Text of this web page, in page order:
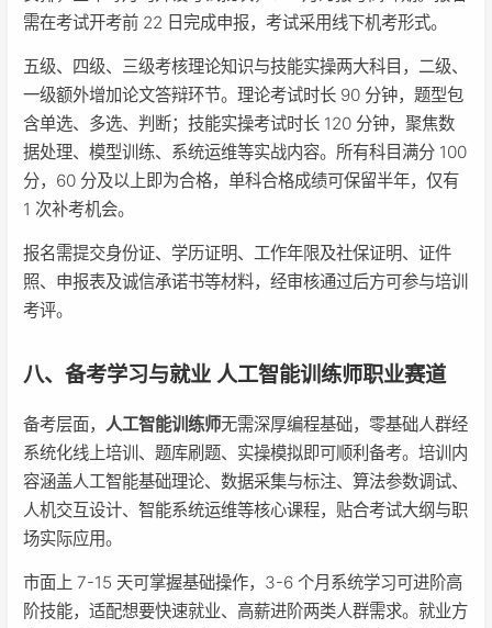
需在考试开考前 22 日完成申报，考试采用线下机考形式。
五级、四级、三级考核理论知识与技能实操两大科目，二级、
一级额外增加论文答辩环节。理论考试时长 90 分钟，题型包
含单选、多选、判断；技能实操考试时长 120 分钟，聚焦数
据处理、模型训练、系统运维等实战内容。所有科目满分 100
分，60 分及以上即为合格，单科合格成绩可保留半年，仅有
1 次补考机会。
报名需提交身份证、学历证明、工作年限及社保证明、证件
照、申报表及诚信承诺书等材料，经审核通过后方可参与培训
考评。
八、备考学习与就业 人工智能训练师职业赛道
备考层面， 人工智能训练师无需深厚编程基础，零基础人群经
系统化线上培训、题库刷题、实操模拟即可顺利备考。培训内
容涵盖人工智能基础理论、数据采集与标注、算法参数调试、
人机交互设计、智能系统运维等核心课程，贴合考试大纲与职
场实际应用。
市面上 7-15 天可掌握基础操作，3-6 个月系统学习可进阶高
阶技能，适配想要快速就业、高薪进阶两类人群需求。就业方